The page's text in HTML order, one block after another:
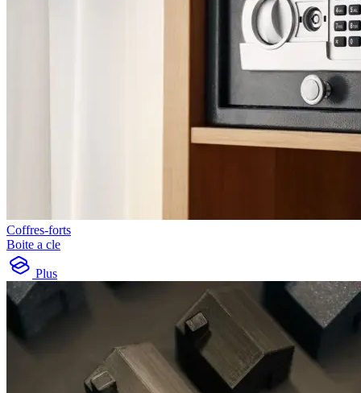
Coffres-forts
Boite a cle
Plus